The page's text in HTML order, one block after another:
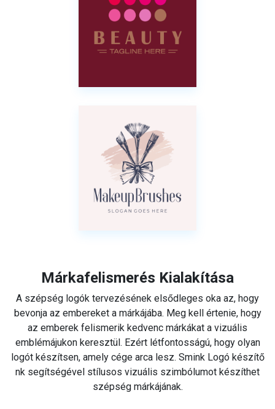
Márkafelismerés Kialakítása
A szépség logók tervezésének elsődleges oka az, hogy
bevonja az embereket a márkájába. Meg kell értenie, hogy
az emberek felismerik kedvenc márkákat a vizuális
emblémájukon keresztül. Ezért létfontosságú, hogy olyan
logót készítsen, amely cége arca lesz. Smink Logó készítő
nk segítségével stílusos vizuális szimbólumot készíthet
szépség márkájának.